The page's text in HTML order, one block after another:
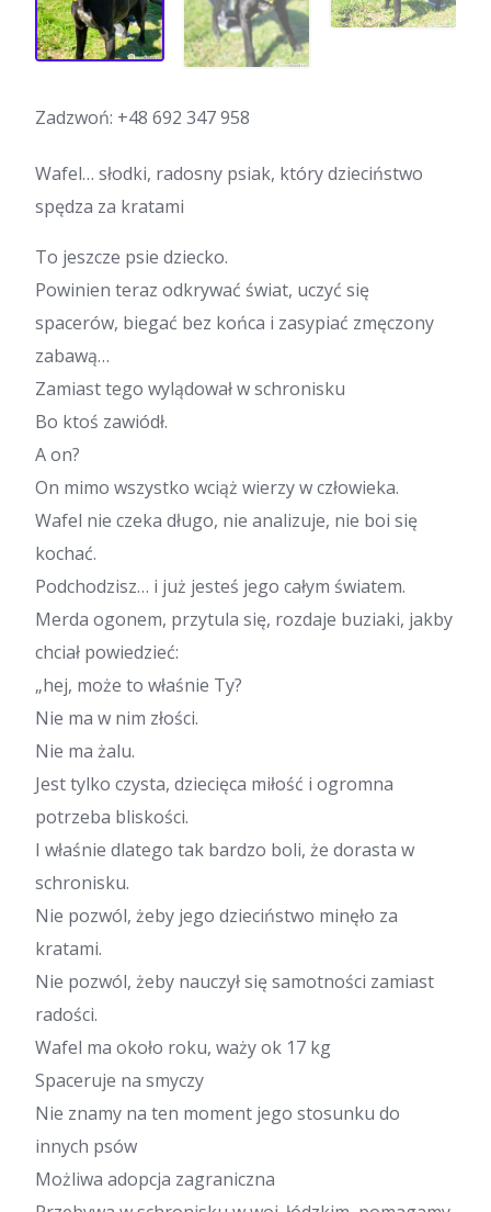
Zadzwoń: +48 692 347 958
Wafel… słodki, radosny psiak, który dzieciństwo
spędza za kratami
To jeszcze psie dziecko.
Powinien teraz odkrywać świat, uczyć się
spacerów, biegać bez końca i zasypiać zmęczony
zabawą…
Zamiast tego wylądował w schronisku
Bo ktoś zawiódł.
A on?
On mimo wszystko wciąż wierzy w człowieka.
Wafel nie czeka długo, nie analizuje, nie boi się
kochać.
Podchodzisz… i już jesteś jego całym światem.
Merda ogonem, przytula się, rozdaje buziaki, jakby
chciał powiedzieć:
„hej, może to właśnie Ty?
Nie ma w nim złości.
Nie ma żalu.
Jest tylko czysta, dziecięca miłość i ogromna
potrzeba bliskości.
I właśnie dlatego tak bardzo boli, że dorasta w
schronisku.
Nie pozwól, żeby jego dzieciństwo minęło za
kratami.
Nie pozwól, żeby nauczył się samotności zamiast
radości.
Wafel ma około roku, waży ok 17 kg
Spaceruje na smyczy
Nie znamy na ten moment jego stosunku do
innych psów
Możliwa adopcja zagraniczna